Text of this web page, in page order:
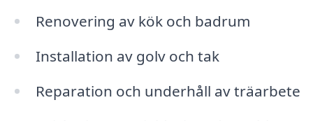
Renovering av kök och badrum
Installation av golv och tak
Reparation och underhåll av träarbete